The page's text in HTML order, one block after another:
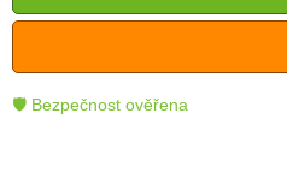
🛡 Bezpečnost ověřena